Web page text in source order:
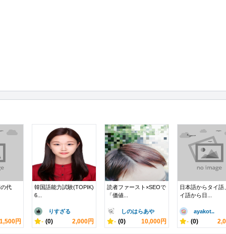
代
1,500円
韓国語能力試験(TOPIK)
6...
りすざる
- (0) 2,000円
読者ファースト×SEOで
「価値...
しのはらあや
- (0) 10,000円
日本語からタイ語
イ語から日...
ayakot..
- (0)